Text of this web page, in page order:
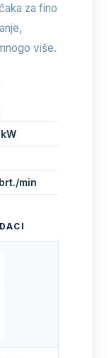
za fino
više.
min